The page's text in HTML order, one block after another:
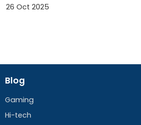
26 Oct 2025
Blog
Gaming
Hi-tech